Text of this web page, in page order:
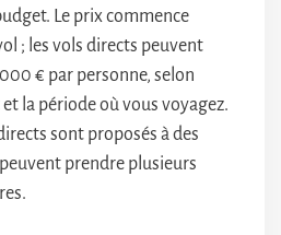
Le prix commence
; les vols directs peuvent
€ par personne, selon
la période où vous voyagez.
sont proposés à des
prendre plusieurs